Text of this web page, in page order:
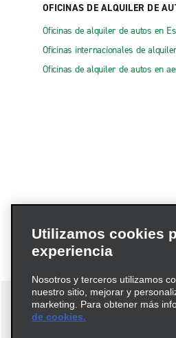
OFICINAS DE ALQUILER DE
Oficinas de alquiler de autos en
Oficinas internacionales de
Oficinas de alquiler de autos en
Utilizamos cookies
experiencia
Nosotros y terceros utilizamos
nuestro sitio, mejorar y
marketing. Para obtener más
de cookies.